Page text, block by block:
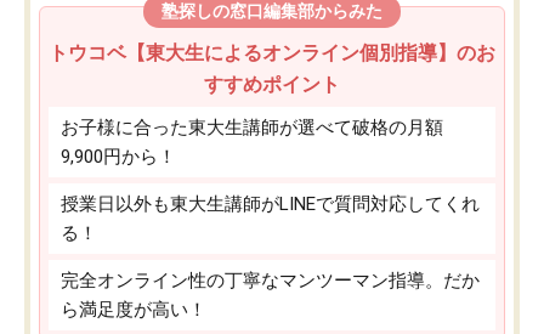
塾探しの窓口編集部からみた
トウコベ【東大生によるオンライン個別指導】のお
すすめポイント
お子様に合った東大生講師が選べて破格の月額
9,900円から！
授業日以外も東大生講師がLINEで質問対応してくれ
る！
完全オンライン性の丁寧なマンツーマン指導。だか
ら満足度が高い！